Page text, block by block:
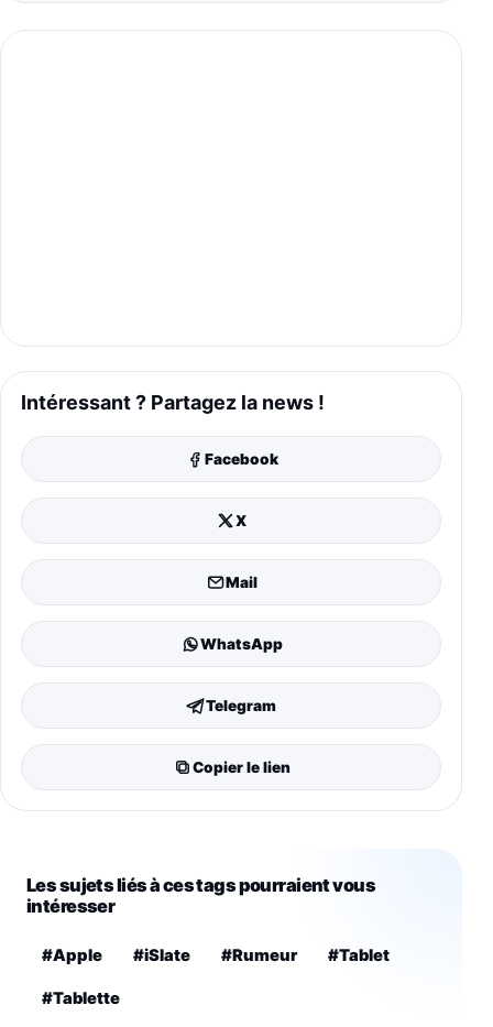
Intéressant ? Partagez la news !
Facebook
X
Mail
WhatsApp
Telegram
Copier le lien
Les sujets liés à ces tags pourraient vous
intéresser
#Apple #iSlate #Rumeur #Tablet
#Tablette